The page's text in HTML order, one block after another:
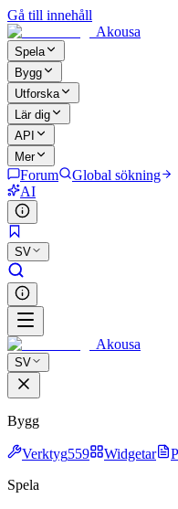
Gå till innehåll
Akousa
Spela
Bygg
Utforska
Lär dig
API
Mer
Forum
Global sökning
AI
SV
Akousa
SV
Bygg
Verktyg559 Widgetar
Spela